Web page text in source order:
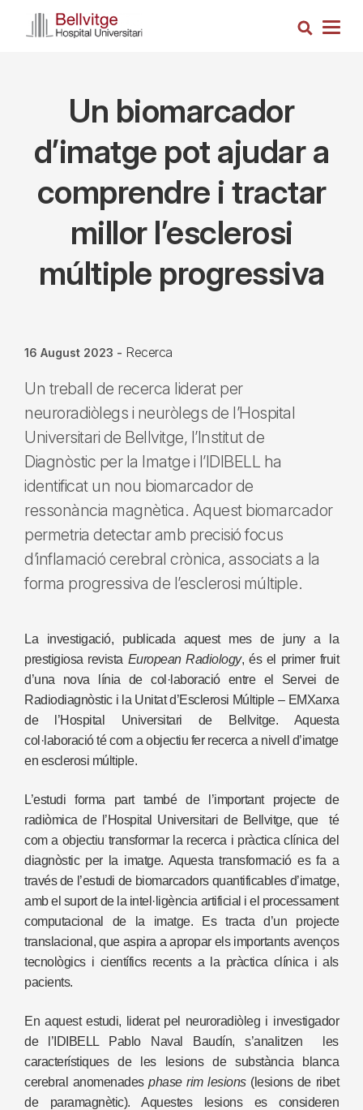
Search
Un biomarcador
d’imatge pot ajudar a
comprendre i tractar
millor l’esclerosi
múltiple progressiva
16 August 2023 - Recerca
Un treball de recerca liderat per
neuroradiòlegs i neuròlegs de l’Hospital
Universitari de Bellvitge, l’Institut de
Diagnòstic per la Imatge i l’IDIBELL ha
identificat un nou biomarcador de
ressonància magnètica. Aquest biomarcador
permetria detectar amb precisió focus
d’inflamació cerebral crònica, associats a la
forma progressiva de l’esclerosi múltiple.
La investigació, publicada aquest mes de juny a la
prestigiosa revista European Radiology, és el primer fruit
d’una nova línia de col·laboració entre el Servei de
Radiodiagnòstic i la Unitat d’Esclerosi Múltiple – EMXarxa
de l’Hospital Universitari de Bellvitge. Aquesta
col·laboració té com a objectiu fer recerca a nivell d’imatge
en esclerosi múltiple.
L’estudi forma part també de l’important projecte de
radiòmica de l’Hospital Universitari de Bellvitge, que té
com a objectiu transformar la recerca i pràctica clínica del
diagnòstic per la imatge. Aquesta transformació es fa a
través de l’estudi de biomarcadors quantificables d’imatge,
amb el suport de la intel·ligència artificial i el processament
computacional de la imatge. Es tracta d’un projecte
translacional, que aspira a apropar els importants avenços
tecnològics i científics recents a la pràctica clínica i als
pacients.
En aquest estudi, liderat pel neuroradiòleg i investigador
de l’IDIBELL Pablo Naval Baudín, s’analitzen les
característiques de les lesions de substància blanca
cerebral anomenadesphase rim lesions(lesions de ribet
de paramagnètic). Aquestes lesions es consideren